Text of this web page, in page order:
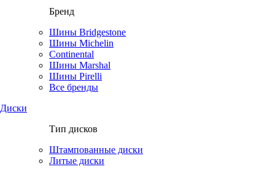
Бренд
Шины Bridgestone
Шины Michelin
Continental
Шины Marshal
Шины Pirelli
Все бренды
Диски
Тип дисков
Штампованные диски
Литые диски